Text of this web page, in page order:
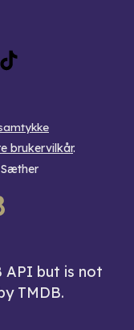
brukervilkår.
API but is not
TMDB.